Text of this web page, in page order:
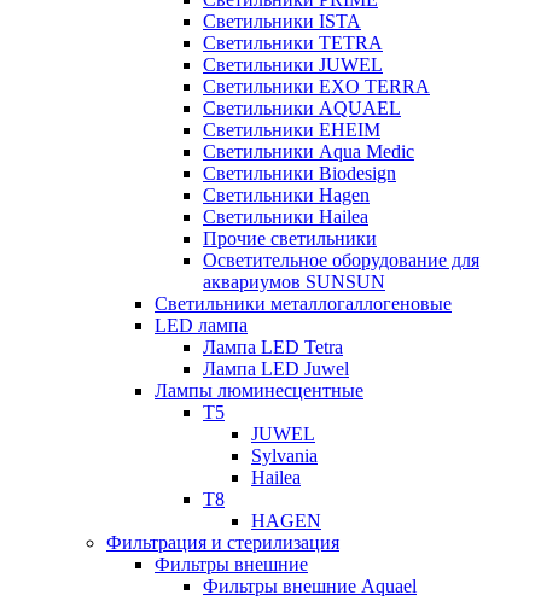
Светильники ISTA
Светильники TETRA
Светильники JUWEL
Светильники EXO TERRA
Светильники AQUAEL
Светильники EHEIM
Светильники Aqua Medic
Светильники Biodesign
Светильники Hagen
Светильники Hailea
Прочие светильники
Осветительное оборудование для
аквариумов SUNSUN
Светильники металлогаллогеновые
LED лампа
Лампа LED Tetra
Лампа LED Juwel
Лампы люминесцентные
T5
JUWEL
Sylvania
Hailea
T8
HAGEN
Фильтрация и стерилизация
Фильтры внешние
Фильтры внешние Aquael